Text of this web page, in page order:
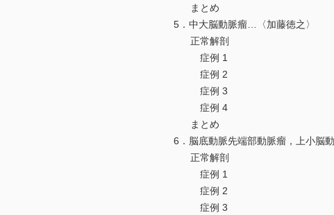
まとめ
5．中大脳動脈瘤…〈加藤徳之〉
正常解剖
症例 1
症例 2
症例 3
症例 4
まとめ
6．脳底動脈先端部動脈瘤，上小脳
正常解剖
症例 1
症例 2
症例 3